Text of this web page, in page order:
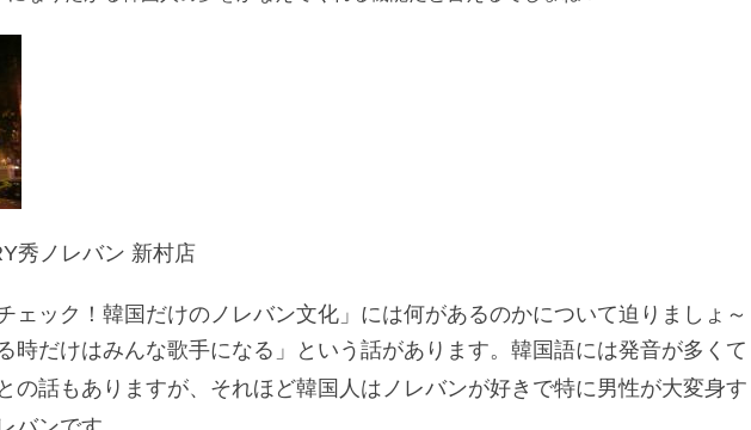
秀ノレバン 新村店
ェック！韓国だけのノレバン文化」には何があるのかについて迫りましょ～
時だけはみんな歌手になる」という話があります。韓国語には発音が多くて
の話もありますが、それほど韓国人はノレバンが好きで特に男性が大変身す